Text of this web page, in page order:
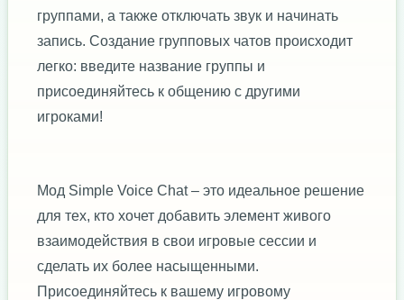
группами, а также отключать звук и начинать
запись. Создание групповых чатов происходит
легко: введите название группы и
присоединяйтесь к общению с другими
игроками!
Мод Simple Voice Chat – это идеальное решение
для тех, кто хочет добавить элемент живого
взаимодействия в свои игровые сессии и
сделать их более насыщенными.
Присоединяйтесь к вашему игровому